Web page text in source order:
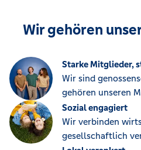
Wir gehören
Starke Mitglieder,
Wir sind
gehören unseren
Sozial engagiert
Wir verbinden
gesellschaftlich